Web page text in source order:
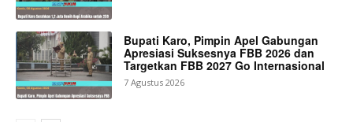
Bupati Karo, Pimpin Apel Gabungan
Apresiasi Suksesnya FBB 2026 dan
Targetkan FBB 2027 Go Internasional
7 Agustus 2026